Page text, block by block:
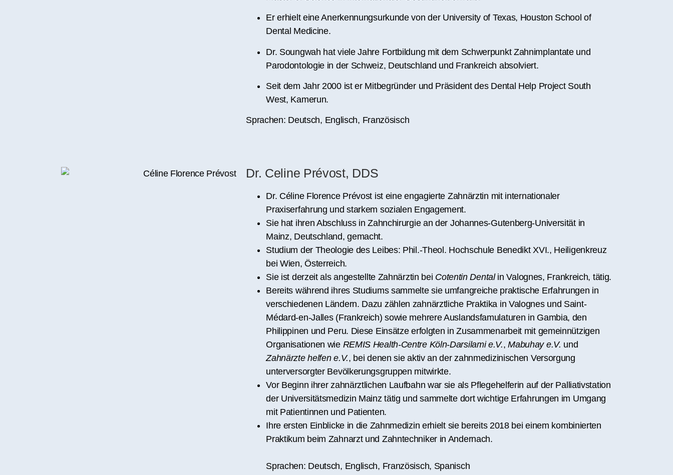
Er erhielt eine Anerkennungsurkunde von der University of Texas, Houston School of
Dental Medicine.
Dr. Soungwah hat viele Jahre Fortbildung mit dem Schwerpunkt Zahnimplantate und
Parodontologie in der Schweiz, Deutschland und Frankreich absolviert.
Seit dem Jahr 2000 ist er Mitbegründer und Präsident des Dental Help Project South
West, Kamerun.
Sprachen: Deutsch, Englisch, Französisch
Dr. Celine Prévost, DDS
Dr. Céline Florence Prévost ist eine engagierte Zahnärztin mit internationaler
Praxiserfahrung und starkem sozialen Engagement.
Sie hat ihren Abschluss in Zahnchirurgie an der Johannes-Gutenberg-Universität in
Mainz, Deutschland, gemacht.
Studium der Theologie des Leibes: Phil.-Theol. Hochschule Benedikt XVI., Heiligenkreuz
bei Wien, Österreich.
Sie ist derzeit als angestellte Zahnärztin bei Cotentin Dentalin Valognes, Frankreich, tätig.
Bereits während ihres Studiums sammelte sie umfangreiche praktische Erfahrungen in
verschiedenen Ländern. Dazu zählen zahnärztliche Praktika in Valognes und Saint-
Médard-en-Jalles (Frankreich) sowie mehrere Auslandsfamulaturen in Gambia, den
Philippinen und Peru. Diese Einsätze erfolgten in Zusammenarbeit mit gemeinnützigen
Organisationen wie REMIS Health-Centre Köln-Darsilami e.V.,Mabuhay e.V. und
Zahnärzte helfen e.V., bei denen sie aktiv an der zahnmedizinischen Versorgung
unterversorgter Bevölkerungsgruppen mitwirkte.
Vor Beginn ihrer zahnärztlichen Laufbahn war sie als Pflegehelferin auf der Palliativstation
der Universitätsmedizin Mainz tätig und sammelte dort wichtige Erfahrungen im Umgang
mit Patientinnen und Patienten.
Ihre ersten Einblicke in die Zahnmedizin erhielt sie bereits 2018 bei einem kombinierten
Praktikum beim Zahnarzt und Zahntechniker in Andernach.
Sprachen: Deutsch, Englisch, Französisch, Spanisch